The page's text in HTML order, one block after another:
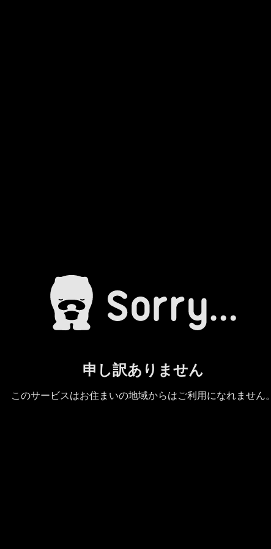
申し訳ありません
このサービスはお住まいの地域からはご利用になれません。